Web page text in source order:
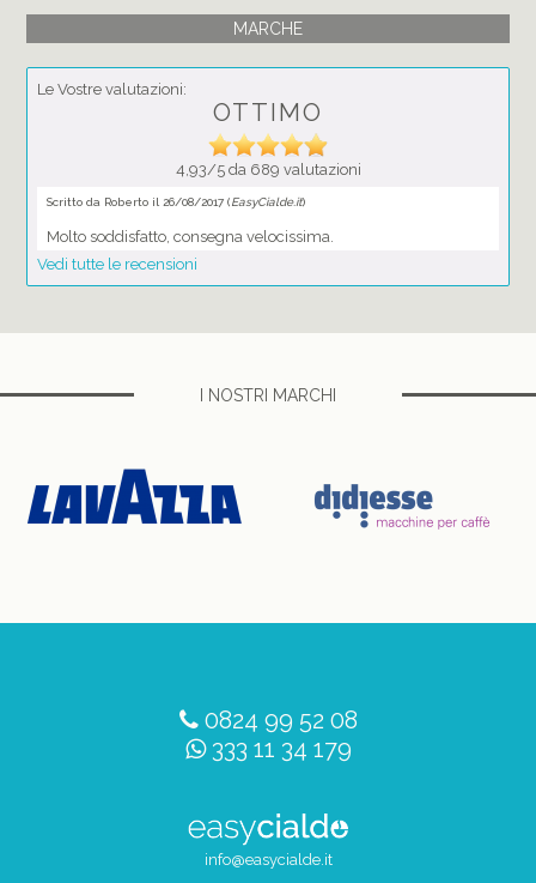
MARCHE
Le Vostre valutazioni:
OTTIMO
4,93/5 da 689 valutazioni
Scritto da Roberto il 26/08/2017 (EasyCialde.it)
Molto soddisfatto, consegna velocissima.
Vedi tutte le recensioni
I NOSTRI MARCHI
0824 99 52 08
333 11 34 179
info@easycialde.it